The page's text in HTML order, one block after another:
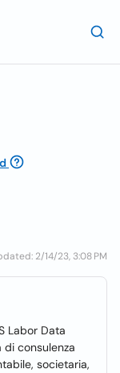
2/14/23, 3:08 PM
Labor Data
consulenza
societaria,